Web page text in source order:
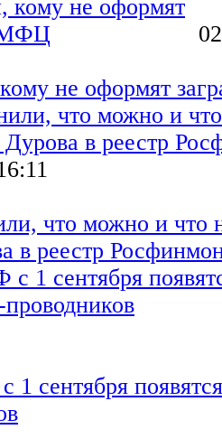
не оформят
что можно и что
в реестр
1 сентября